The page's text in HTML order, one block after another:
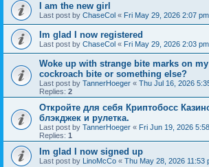
I am the new girl
Last post by ChaseCol « Fri May 29, 2026 2:07 pm
Im glad I now registered
Last post by ChaseCol « Fri May 29, 2026 2:03 pm
Woke up with strange bite marks on
cockroach bite or something else?
Last post by TannerHoeger « Thu Jul 16, 2026
Replies: 2
Откройте для себя Криптобосс
блэкджек и рулетка.
Last post by TannerHoeger « Fri Jun 19, 2026
Replies: 1
Im glad I now signed up
Last post by LinoMcCo « Thu May 28, 2026 11:53